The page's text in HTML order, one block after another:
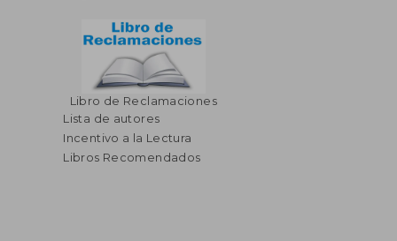
Libro de Reclamaciones
Lista de autores
Incentivo a la Lectura
Libros Recomendados